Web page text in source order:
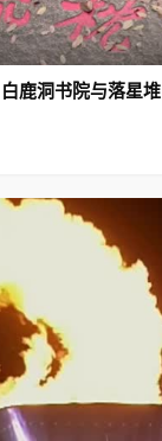
鹿洞书院与落星堆